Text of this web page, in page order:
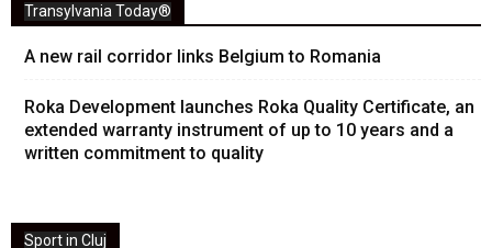
Transylvania Today®
A new rail corridor links Belgium to Romania
Roka Development launches Roka Quality Certificate, an
extended warranty instrument of up to 10 years and a
written commitment to quality
Sport in Cluj